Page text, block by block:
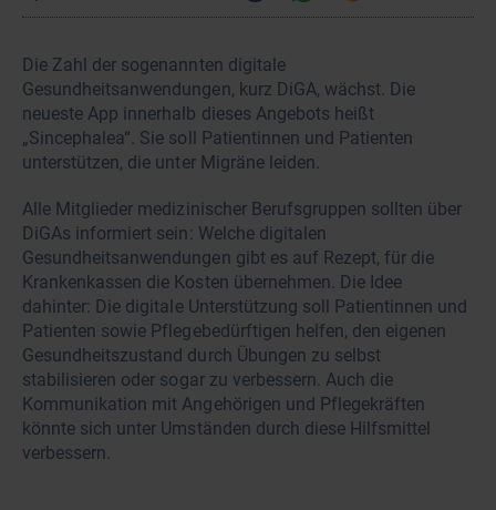
Die Zahl der sogenannten digitale
Gesundheitsanwendungen, kurz DiGA, wächst. Die
neueste App innerhalb dieses Angebots heißt
„Sincephalea“. Sie soll Patientinnen und Patienten
unterstützen, die unter Migräne leiden.
Alle Mitglieder medizinischer Berufsgruppen sollten über
DiGAs informiert sein: Welche digitalen
Gesundheitsanwendungen gibt es auf Rezept, für die
Krankenkassen die Kosten übernehmen. Die Idee
dahinter: Die digitale Unterstützung soll Patientinnen und
Patienten sowie Pflegebedürftigen helfen, den eigenen
Gesundheitszustand durch Übungen zu selbst
stabilisieren oder sogar zu verbessern. Auch die
Kommunikation mit Angehörigen und Pflegekräften
könnte sich unter Umständen durch diese Hilfsmittel
verbessern.